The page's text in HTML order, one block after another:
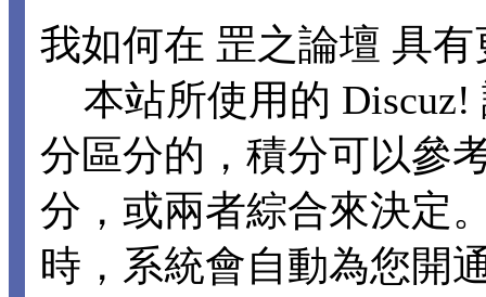
我如何在 罡之論壇 具
本站所使用的 Discuz!
分區分的，積分可以參
分，或兩者綜合來決定
時，系統會自動為您開